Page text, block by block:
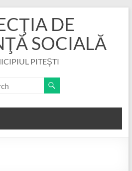
DE
SOCIALĂ
PITEŞTI